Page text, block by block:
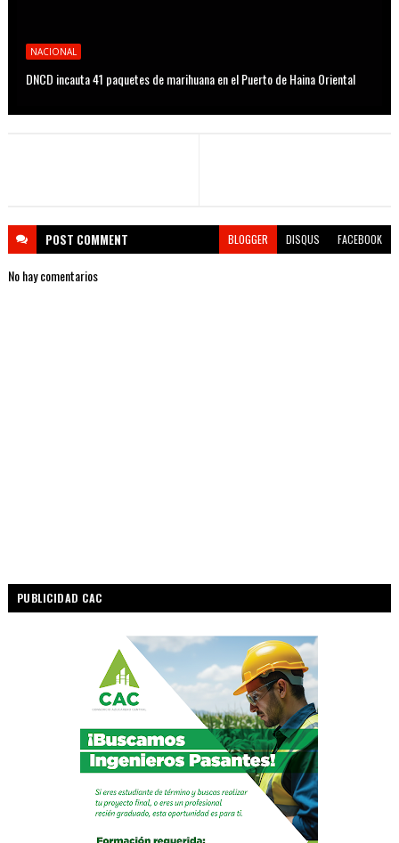
NACIONAL
DNCD incauta 41 paquetes de marihuana en el Puerto de Haina Oriental
POST COMMENT BLOGGER DISQUS FACEBOOK
No hay comentarios
PUBLICIDAD CAC